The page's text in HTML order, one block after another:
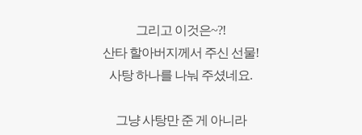
그리고 이것은~?!
산타 할아버지께서 주신 선물!
사탕 하나를 나눠 주셨네요.
그냥 사탕만 준 게 아니라